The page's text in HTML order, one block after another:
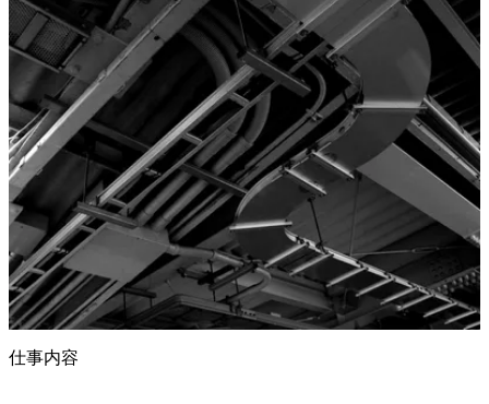
仕事内容